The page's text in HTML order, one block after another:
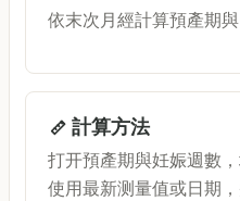
依末次月經計算預產期與
計算方法
打开預產期與妊娠週數
使用最新测量值或日期